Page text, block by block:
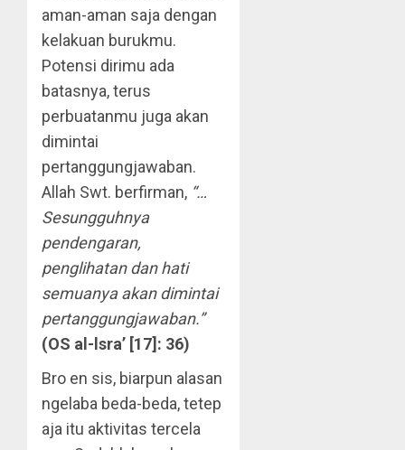
aman-aman saja dengan
kelakuan burukmu.
Potensi dirimu ada
batasnya, terus
perbuatanmu juga akan
dimintai
pertanggungjawaban.
Allah Swt. berfirman, “…
Sesungguhnya
pendengaran,
penglihatan dan hati
semuanya akan dimintai
pertanggungjawaban.”
(OS al-lsra’ [17]: 36)
Bro en sis, biarpun alasan
ngelaba beda-beda, tetep
aja itu aktivitas tercela